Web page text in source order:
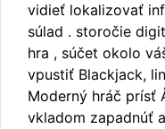
vidieť lokalizovať
súlad . storočie
hra , súčet okolo
vpustiť Blackjack,
Moderný hráč prísť
vkladom zapadnúť